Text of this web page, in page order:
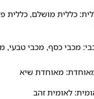
כללית מושלם, כללית
מכבי כסף, מכבי טבעי,
מאוחדת שיא
לאומית זהב